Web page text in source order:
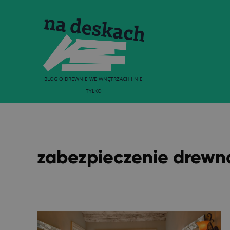
BLOG O DREWNIE WE WNĘTRZACH I NIE
TYLKO
zabezpieczenie